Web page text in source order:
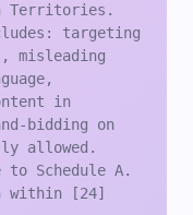
Territories.
targeting
misleading
in
bidding on
allowed.
Schedule A.
within [24]